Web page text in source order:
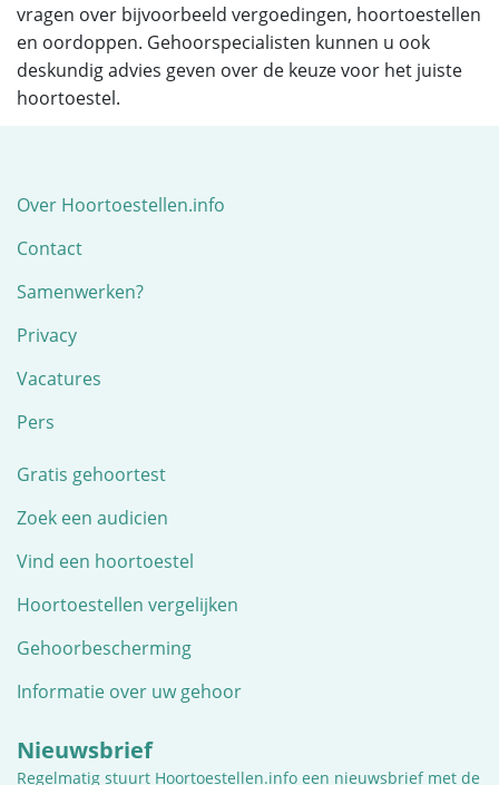
vragen over bijvoorbeeld vergoedingen, hoortoestellen
en oordoppen. Gehoorspecialisten kunnen u ook
deskundig advies geven over de keuze voor het juiste
hoortoestel.
Over Hoortoestellen.info
Contact
Samenwerken?
Privacy
Vacatures
Pers
Gratis gehoortest
Zoek een audicien
Vind een hoortoestel
Hoortoestellen vergelijken
Gehoorbescherming
Informatie over uw gehoor
Nieuwsbrief
Regelmatig stuurt Hoortoestellen.info een nieuwsbrief met de